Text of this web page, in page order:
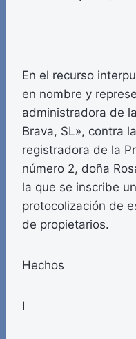
En el recurso
en nombre y
administradora de
Brava, SL», contra
registradora de la
número 2, doña
la que se inscribe
protocolización de
de propietarios.
Hechos
I